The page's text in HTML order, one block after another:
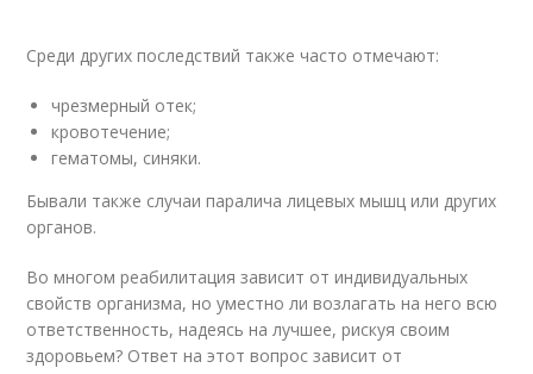
Среди других последствий также часто отмечают:
чрезмерный отек;
кровотечение;
гематомы, синяки.
Бывали также случаи паралича лицевых мышц или других
органов.
Во многом реабилитация зависит от индивидуальных
свойств организма, но уместно ли возлагать на него всю
ответственность, надеясь на лучшее, рискуя своим
здоровьем? Ответ на этот вопрос зависит от